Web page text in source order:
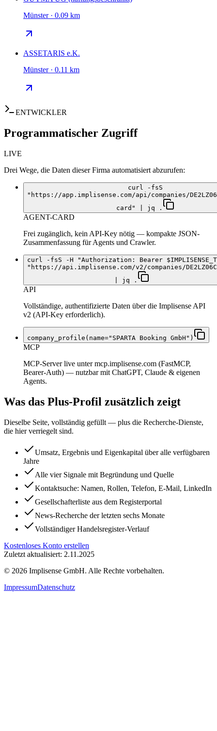
Münster · 0.09 km
ASSETARIS e.K.
Münster · 0.11 km
ENTWICKLER
Programmatischer Zugriff
LIVE
Drei Wege, die Daten dieser Firma automatisiert abzurufen:
curl -fsS
"https://app.implisense.com/api/companies/
card" | jq .
AGENT-CARD
Frei zugänglich, kein API-Key nötig — kompakte JSON-
Zusammenfassung für Agents und Crawler.
curl -fsS -H "Authorization: Bearer
"https://api.implisense.com/v2/companies/
| jq .
API
Vollständige, authentifizierte Daten über die Implisense API
v2 (API-Key erforderlich).
company_profile(name="SPARTA Booking GmbH")
MCP
MCP-Server live unter mcp.implisense.com (FastMCP,
Bearer-Auth) — nutzbar mit ChatGPT, Claude & eigenen
Agents.
Was das Plus-Profil zusätzlich zeigt
Dieselbe Seite, vollständig gefüllt — plus die Recherche-Dienste,
die hier verriegelt sind.
Umsatz, Ergebnis und Eigenkapital über alle verfügbaren
Jahre
Alle vier Signale mit Begründung und Quelle
Kontaktsuche: Namen, Rollen, Telefon, E-Mail, LinkedIn
Gesellschafterliste aus dem Registerportal
News-Recherche der letzten sechs Monate
Vollständiger Handelsregister-Verlauf
Kostenloses Konto erstellen
Zuletzt aktualisiert: 2.11.2025
© 2026 Implisense GmbH. Alle Rechte vorbehalten.
ImpressumDatenschutz